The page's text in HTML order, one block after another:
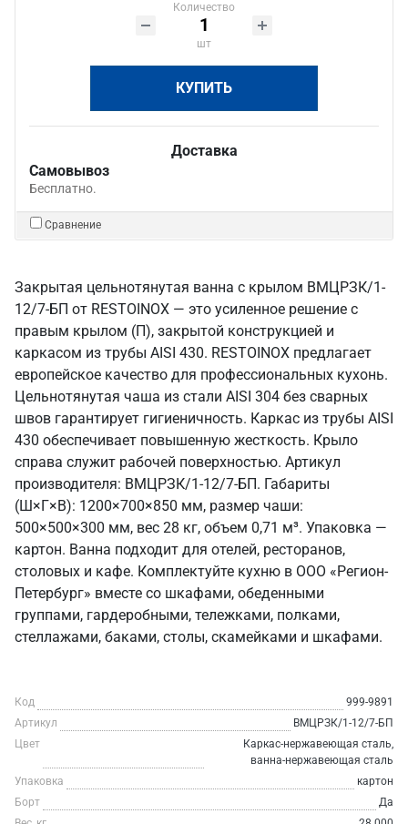
Количество
шт
КУПИТЬ
Доставка
Самовывоз
Бесплатно.
Сравнение
Закрытая цельнотянутая ванна с крылом ВМЦРЗК/1-
12/7-БП от RESTOINOX — это усиленное решение с
правым крылом (П), закрытой конструкцией и
каркасом из трубы AISI 430. RESTOINOX предлагает
европейское качество для профессиональных кухонь.
Цельнотянутая чаша из стали AISI 304 без сварных
швов гарантирует гигиеничность. Каркас из трубы AISI
430 обеспечивает повышенную жесткость. Крыло
справа служит рабочей поверхностью. Артикул
производителя: ВМЦРЗК/1-12/7-БП. Габариты
(Ш×Г×В): 1200×700×850 мм, размер чаши:
500×500×300 мм, вес 28 кг, объем 0,71 м³. Упаковка —
картон. Ванна подходит для отелей, ресторанов,
столовых и кафе. Комплектуйте кухню в ООО «Регион-
Петербург» вместе со шкафами, обеденными
группами, гардеробными, тележками, полками,
стеллажами, баками, столы, скамейками и шкафами.
Код
999-9891
Артикул
ВМЦРЗК/1-12/7-БП
Цвет
Каркас-нержавеющая сталь,
ванна-нержавеющая сталь
Упаковка
картон
Борт
Да